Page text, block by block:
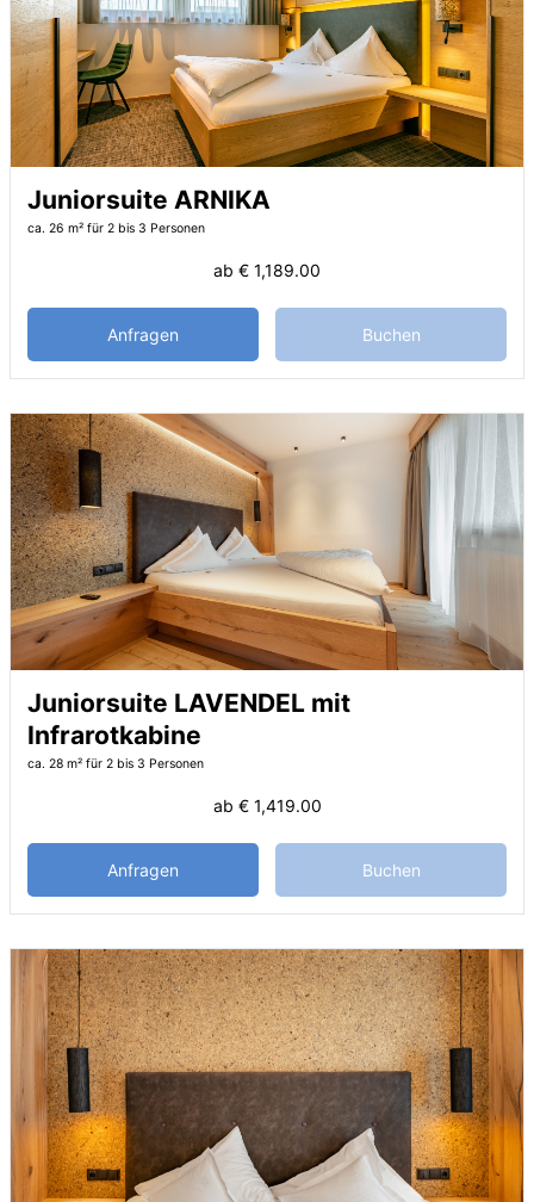
Juniorsuite ARNIKA
ca. 26 m² für 2 bis 3 Personen
ab € 1,189.00
Anfragen Buchen
Juniorsuite LAVENDEL mit
Infrarotkabine
ca. 28 m² für 2 bis 3 Personen
ab € 1,419.00
Anfragen Buchen